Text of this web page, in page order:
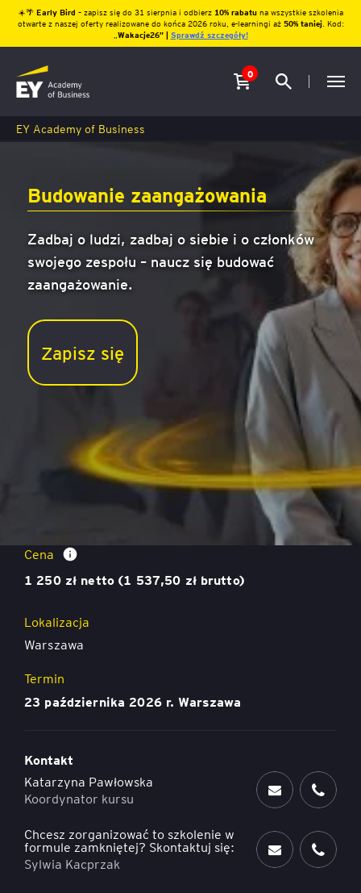
☀️🌴 Early Bird – zapisz się do 31 sierpnia i odbierz10% rabatu na wszystkie szkolenia
otwarte z naszej oferty realizowane do końca 2026 roku, e-learningi aż 50% taniej. Kod:
Wakacje26″ | Sprawdź szczegóły!
0
EY Academy of Business
Budowanie zaangażowania
Zadbaj o ludzi, zadbaj o siebie i o członków
swojego zespołu – naucz się budować
zaangażowanie.
Zapisz się
Cena
1 250 zł netto (1 537,50 zł brutto)
Lokalizacja
Warszawa
Termin
23 października 2026 r. Warszawa
Kontakt
Katarzyna Pawłowska
Koordynator kursu
Chcesz zorganizować to szkolenie w
formule zamkniętej? Skontaktuj się:
Sylwia Kacprzak